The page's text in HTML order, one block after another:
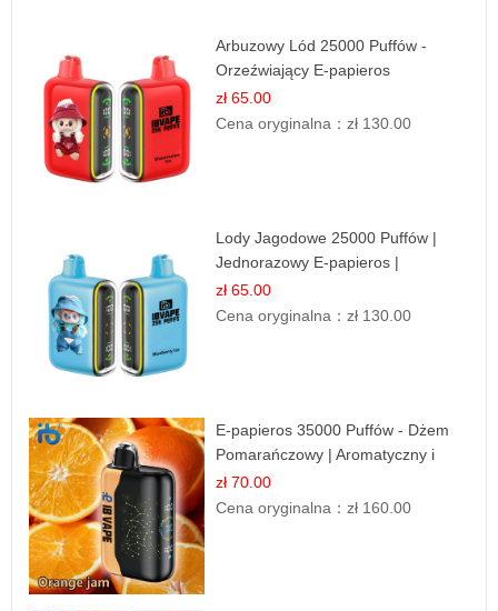
Arbuzowy Lód 25000 Puffów -
Orzeźwiający E-papieros
Jednorazowy
zł 65.00
Cena oryginalna：zł 130.00
Lody Jagodowe 25000 Puffów |
Jednorazowy E-papieros |
Deserowy Smak
zł 65.00
Cena oryginalna：zł 130.00
E-papieros 35000 Puffów - Dżem
Pomarańczowy | Aromatyczny i
Długotrwały
zł 70.00
Cena oryginalna：zł 160.00